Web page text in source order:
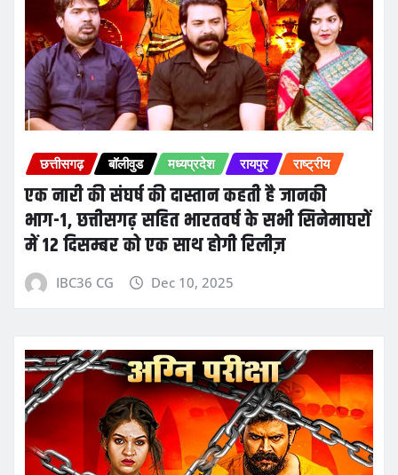
छत्तीसगढ़ बॉलीवुड मध्यप्रदेश रायपुर राष्ट्रीय
एक नारी की संघर्ष की दास्तान कहती है जानकी
भाग-1, छत्तीसगढ़ सहित भारतवर्ष के सभी सिनेमाघरों
में 12 दिसम्बर को एक साथ होगी रिलीज़
IBC36 CG Dec 10, 2025